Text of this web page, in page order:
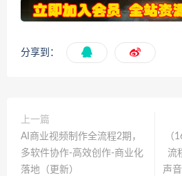
分享到：
上一篇
AI商业视频制作全流程2期，
多软件协作-高效创作-商业化
落地（更新）
（
流
声